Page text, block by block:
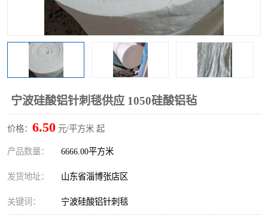
宁波硅酸铝针刺毯供应 1050硅酸铝毡
价格： 6.50 元/平方米 起
产品数量： 6666.00平方米
发货地址： 山东省淄博张店区
关键词： 宁波硅酸铝针刺毯